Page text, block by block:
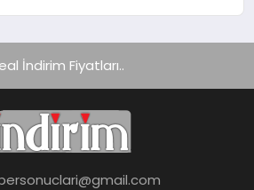
İndirim Fiyatları..